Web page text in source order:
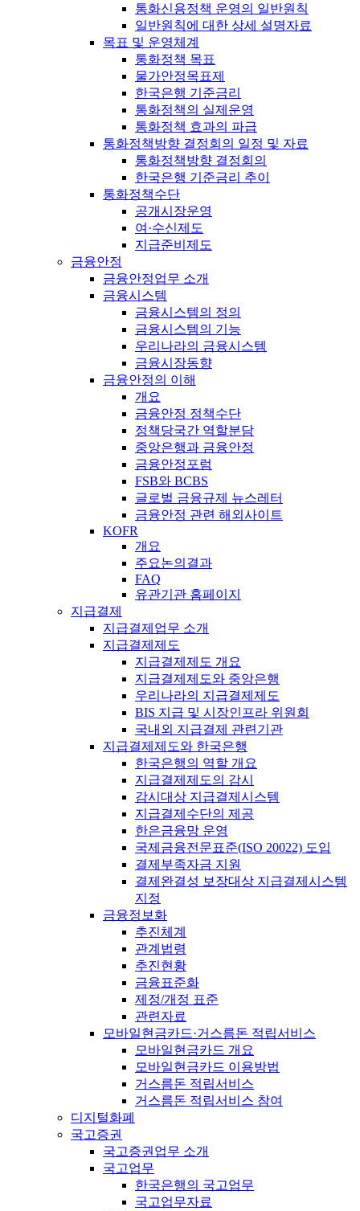
통화신용정책 운영의 일반원칙
일반원칙에 대한 상세 설명자료
목표 및 운영체계
통화정책 목표
물가안정목표제
한국은행 기준금리
통화정책의 실제운영
통화정책 효과의 파급
통화정책방향 결정회의 일정 및 자료
통화정책방향 결정회의
한국은행 기준금리 추이
통화정책수단
공개시장운영
여·수신제도
지급준비제도
금융안정
금융안정업무 소개
금융시스템
금융시스템의 정의
금융시스템의 기능
우리나라의 금융시스템
금융시장동향
금융안정의 이해
개요
금융안정 정책수단
정책당국간 역할분담
중앙은행과 금융안정
금융안정포럼
FSB와 BCBS
글로벌 금융규제 뉴스레터
금융안정 관련 해외사이트
KOFR
개요
주요논의결과
FAQ
유관기관 홈페이지
지급결제
지급결제업무 소개
지급결제제도
지급결제제도 개요
지급결제제도와 중앙은행
우리나라의 지급결제제도
BIS 지급 및 시장인프라 위원회
국내외 지급결제 관련기관
지급결제제도와 한국은행
한국은행의 역할 개요
지급결제제도의 감시
감시대상 지급결제시스템
지급결제수단의 제공
한은금융망 운영
국제금융전문표준(ISO 20022) 도입
결제부족자금 지원
결제완결성 보장대상 지급결제시스템
지정
금융정보화
추진체계
관계법령
추진현황
금융표준화
제정/개정 표준
관련자료
모바일현금카드·거스름돈 적립서비스
모바일현금카드 개요
모바일현금카드 이용방법
거스름돈 적립서비스
거스름돈 적립서비스 참여
디지털화폐
국고증권
국고증권업무 소개
국고업무
한국은행의 국고업무
국고업무자료